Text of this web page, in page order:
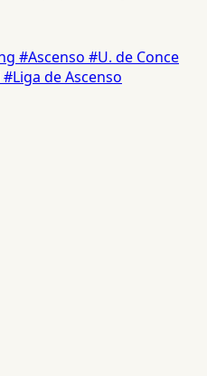
#Ascenso #U. de Conce
#Liga de Ascenso